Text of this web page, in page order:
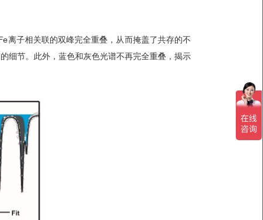
离子相关联的双峰完全重叠，从而掩盖了共存的不
细节。此外，蓝色和灰色光谱不再完全重叠，揭示